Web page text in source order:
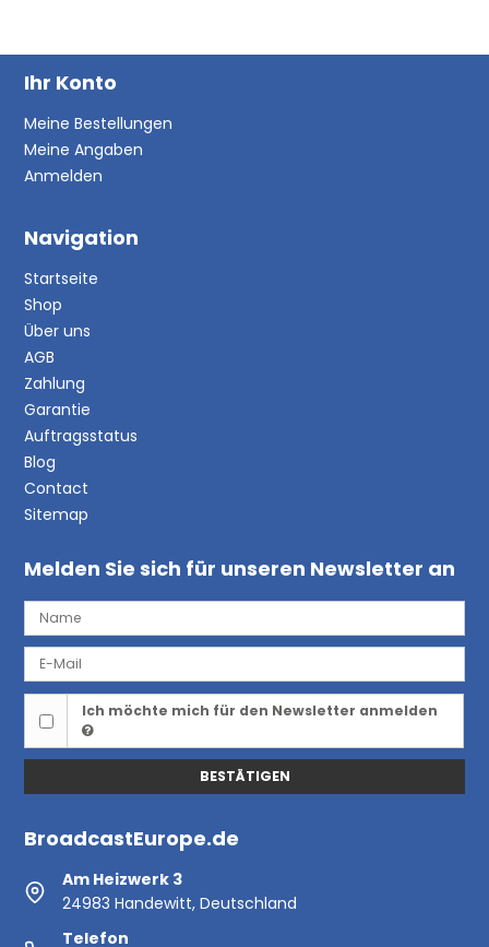
Ihr Konto
Meine Bestellungen
Meine Angaben
Anmelden
Navigation
Startseite
Shop
Über uns
AGB
Zahlung
Garantie
Auftragsstatus
Blog
Contact
Sitemap
Melden Sie sich für unseren Newsletter an
Ich möchte mich für den Newsletter anmelden
BESTÄTIGEN
BroadcastEurope.de
Am Heizwerk 3
24983 Handewitt, Deutschland
Telefon